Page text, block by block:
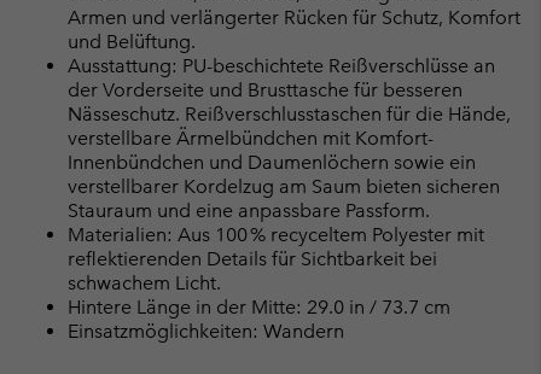
Armen und verlängerter Rücken für Schutz, Komfort
und Belüftung.
Ausstattung: PU-beschichtete Reißverschlüsse an
der Vorderseite und Brusttasche für besseren
Nässeschutz. Reißverschlusstaschen für die Hände,
verstellbare Ärmelbündchen mit Komfort-
Innenbündchen und Daumenlöchern sowie ein
verstellbarer Kordelzug am Saum bieten sicheren
Stauraum und eine anpassbare Passform.
Materialien: Aus 100 % recyceltem Polyester mit
reflektierenden Details für Sichtbarkeit bei
schwachem Licht.
Hintere Länge in der Mitte: 29.0 in / 73.7 cm
Einsatzmöglichkeiten: Wandern